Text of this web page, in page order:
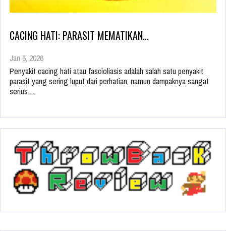
CACING HATI: PARASIT MEMATIKAN…
Jan 6, 2026
Penyakit cacing hati atau fascioliasis adalah salah satu penyakit
parasit yang sering luput dari perhatian, namun dampaknya sangat
serius.…